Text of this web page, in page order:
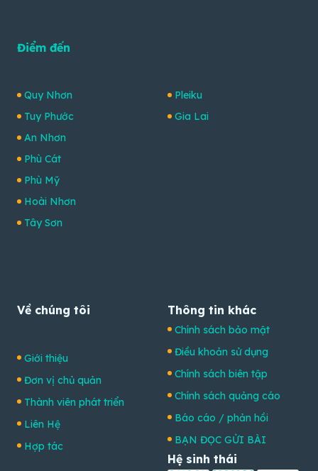
Điểm đến
Quy Nhơn
Tuy Phước
An Nhơn
Phù Cát
Phù Mỹ
Hoài Nhơn
Tây Sơn
Pleiku
Gia Lai
Về chúng tôi
Giới thiệu
Đơn vị chủ quản
Thành viên phát triển
Liên Hệ
Hợp tác
Thông tin khác
Chính sách bảo mật
Điều khoản sử dụng
Chính sách biên tập
Chính sách quảng cáo
Báo cáo / phản hồi
BẠN ĐỌC GỬI BÀI
Hệ sinh thái